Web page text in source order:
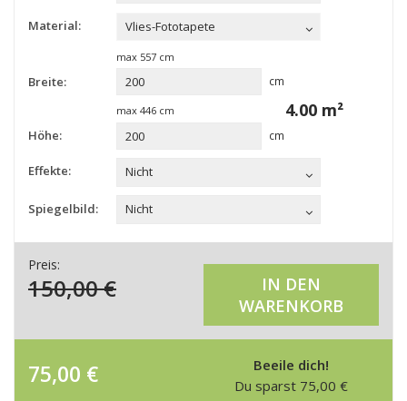
Material: Vlies-Fototapete
max 557cm
Breite: cm
max 446cm
Höhe: cm
4.00 m²
Effekte: Nicht
Spiegelbild: Nicht
Preis:
150,00€
IN DEN
WARENKORB
75,00 €
Beeile dich!
Du sparst 75,00 €